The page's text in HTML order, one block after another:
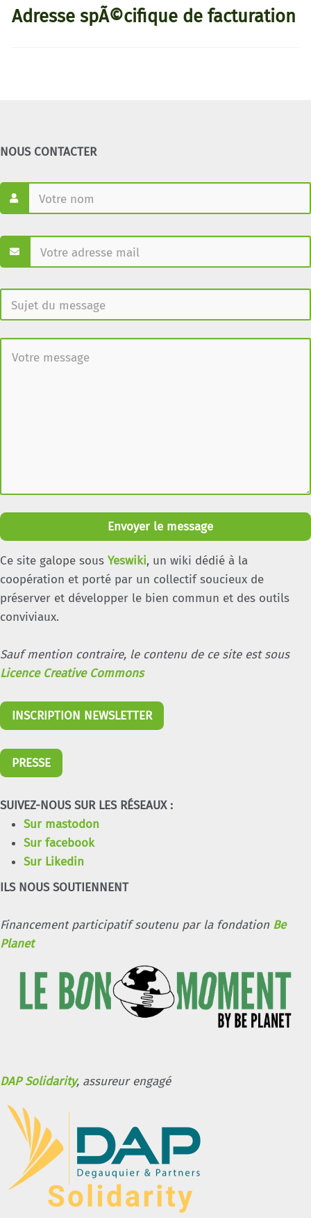
Adresse spÃ©cifique de facturation
NOUS CONTACTER
Envoyer le message
Ce site galope sous Yeswiki, un wiki dédié à la
coopération et porté par un collectif soucieux de
préserver et développer le bien commun et des outils
conviviaux.
Sauf mention contraire, le contenu de ce site est sous
Licence Creative Commons
INSCRIPTION NEWSLETTER
PRESSE
SUIVEZ-NOUS SUR LES RÉSEAUX :
Sur mastodon
Sur facebook
Sur Likedin
ILS NOUS SOUTIENNENT
Financement participatif soutenu par la fondation Be
Planet
DAP Solidarity, assureur engagé